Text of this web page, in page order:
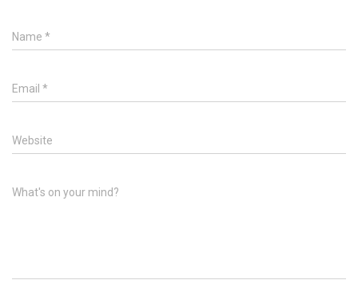
Name *
Email *
Website
What's on your mind?